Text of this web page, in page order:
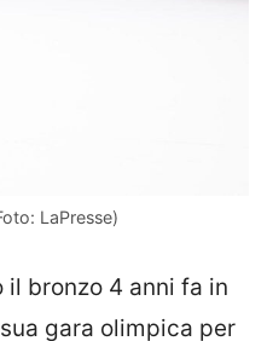
LaPresse)
bronzo 4 anni fa in
gara olimpica per